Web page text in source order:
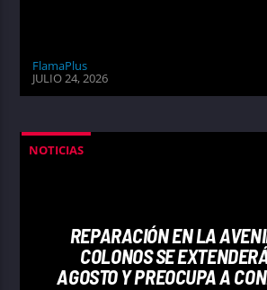
FlamaPlus
JULIO 24, 2026
NOTICIAS
REPARACIÓN EN LA
COLONOS SE
AGOSTO Y PREOCUPA A